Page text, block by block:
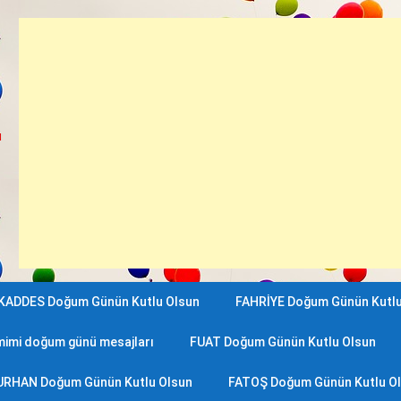
Doğum Günün Kutlu Olsun FAHRİYE Doğum Günün
doğum günü mesajları FUAT Doğum Günün Kutlu Olsun
Doğum Günün Kutlu Olsun FATOŞ Doğum Günün Kutlu